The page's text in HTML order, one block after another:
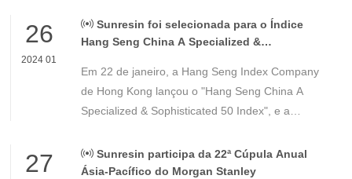
26
2024 01
Sunresin foi selecionada para o Índice
Hang Seng China A Specialized &
Em 22 de janeiro, a Hang Seng Index Company
de Hong Kong lançou o "Hang Seng China A
Specialized & Sophisticated 50 Index", e a
sucesso como ação constituinte. Em 12 de janeiro
de 2024, a proporção era de 2,78%.
27
Sunresin participa da 22ª Cúpula Anual
Ásia-Pacífico do Morgan Stanley